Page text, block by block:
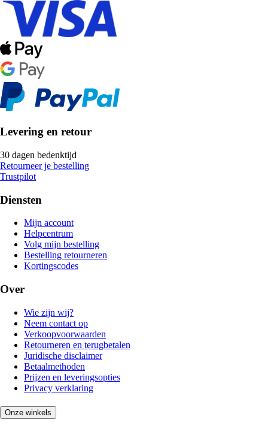
Levering en retour
30 dagen bedenktijd
Retourneer je bestelling
Trustpilot
Diensten
Mijn account
Helpcentrum
Volg mijn bestelling
Bestelling retourneren
Kortingscodes
Over
Wie zijn wij?
Neem contact op
Verkoopvoorwaarden
Retourneren en terugbetalen
Juridische disclaimer
Betaalmethoden
Prijzen en leveringsopties
Privacy verklaring
Onze winkels